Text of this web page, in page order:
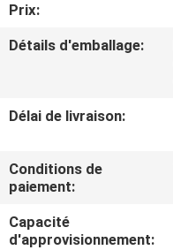
VISITE
DE
DE
LA
QUALITÉ
Prix:
Détails d'emballage:
Délai de livraison:
Conditions de
paiement:
Capacité
d'approvisionnement: